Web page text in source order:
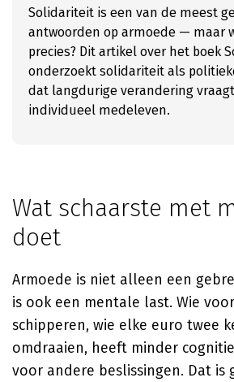
Solidariteit is een van de meest
antwoorden op armoede — maar
precies? Dit artikel over het boek
onderzoekt solidariteit als
dat langdurige verandering
individueel medeleven.
Wat schaarste met
doet
Armoede is niet alleen een
is ook een mentale last. Wie
schipperen, wie elke euro twee
omdraaien, heeft minder
voor andere beslissingen. Dat is